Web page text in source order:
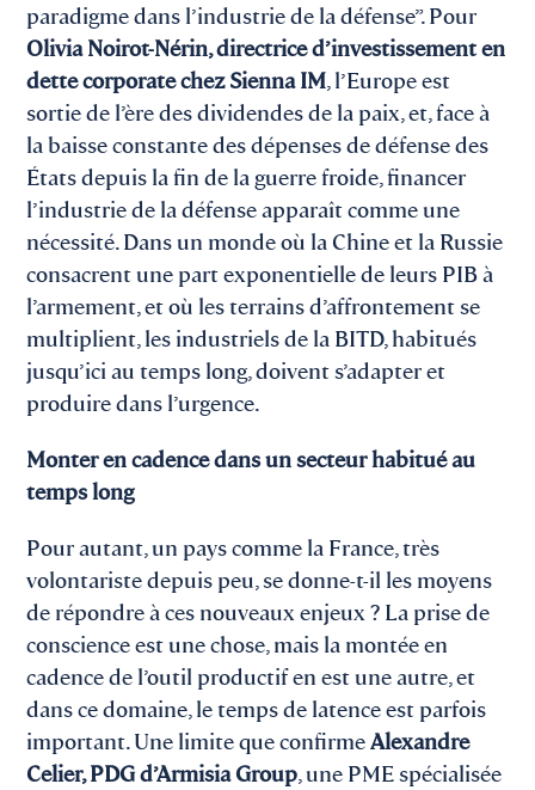
paradigme dans l’industrie de la défense”. Pour
Olivia Noirot-Nérin, directrice d’investissement en
dette corporate chez Sienna IM, l’Europe est
sortie de l’ère des dividendes de la paix, et, face à
la baisse constante des dépenses de défense des
États depuis la fin de la guerre froide, financer
l’industrie de la défense apparaît comme une
nécessité. Dans un monde où la Chine et la Russie
consacrent une part exponentielle de leurs PIB à
l’armement, et où les terrains d’affrontement se
multiplient, les industriels de la BITD, habitués
jusqu’ici au temps long, doivent s’adapter et
produire dans l’urgence.
Monter en cadence dans un secteur habitué au
temps long
Pour autant, un pays comme la France, très
volontariste depuis peu, se donne-t-il les moyens
de répondre à ces nouveaux enjeux ? La prise de
conscience est une chose, mais la montée en
cadence de l’outil productif en est une autre, et
dans ce domaine, le temps de latence est parfois
important. Une limite que confirmeAlexandre
Celier, PDG d’Armisia Group, une PME spécialisée